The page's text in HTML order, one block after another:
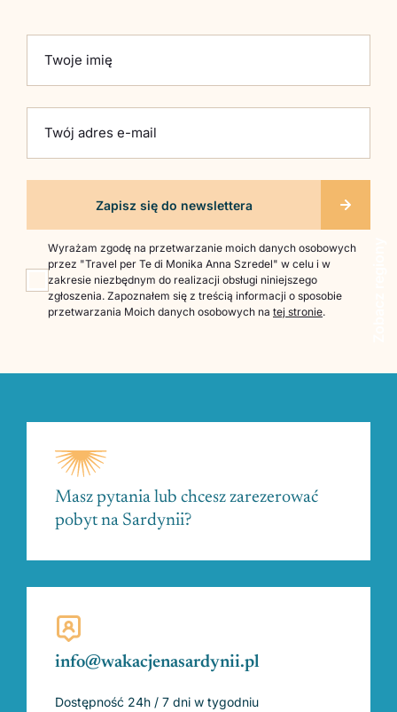
Twoje imię
Twój adres e-mail
Wyrażam zgodę na przetwarzanie moich danych osobowych
przez "Travel per Te di Monika Anna Szredel" w celu i w
zakresie niezbędnym do realizacji obsługi niniejszego
zgłoszenia. Zapoznałem się z treścią informacji o sposobie
przetwarzania Moich danych osobowych na tej stronie.
Masz pytania lub chcesz zarezerować
pobyt na Sardynii?
info@wakacjenasardynii.pl
Dostępność 24h / 7 dni w tygodniu